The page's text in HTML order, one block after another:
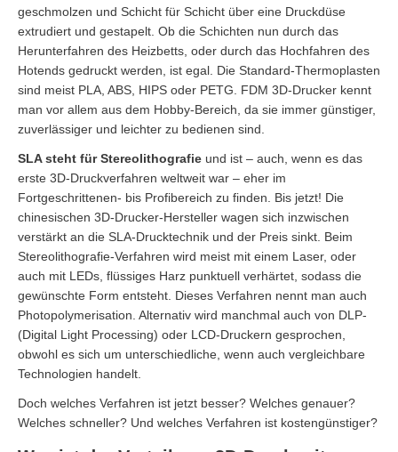
geschmolzen und Schicht für Schicht über eine Druckdüse
extrudiert und gestapelt. Ob die Schichten nun durch das
Herunterfahren des Heizbetts, oder durch das Hochfahren des
Hotends gedruckt werden, ist egal. Die Standard-Thermoplasten
sind meist PLA, ABS, HIPS oder PETG. FDM 3D-Drucker kennt
man vor allem aus dem Hobby-Bereich, da sie immer günstiger,
zuverlässiger und leichter zu bedienen sind.
SLA steht für Stereolithografie und ist – auch, wenn es das
erste 3D-Druckverfahren weltweit war – eher im
Fortgeschrittenen- bis Profibereich zu finden. Bis jetzt! Die
chinesischen 3D-Drucker-Hersteller wagen sich inzwischen
verstärkt an die SLA-Drucktechnik und der Preis sinkt. Beim
Stereolithografie-Verfahren wird meist mit einem Laser, oder
auch mit LEDs, flüssiges Harz punktuell verhärtet, sodass die
gewünschte Form entsteht. Dieses Verfahren nennt man auch
Photopolymerisation. Alternativ wird manchmal auch von DLP-
(Digital Light Processing) oder LCD-Druckern gesprochen,
obwohl es sich um unterschiedliche, wenn auch vergleichbare
Technologien handelt.
Doch welches Verfahren ist jetzt besser? Welches genauer?
Welches schneller? Und welches Verfahren ist kostengünstiger?